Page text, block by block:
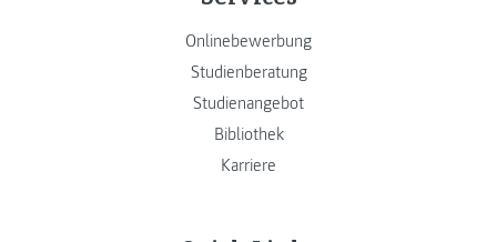
Onlinebewerbung
Studienberatung
Studienangebot
Bibliothek
Karriere